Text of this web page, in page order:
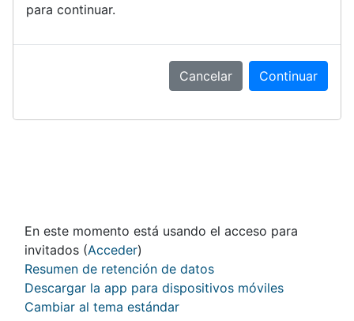
para continuar.
Cancelar Continuar
En este momento está usando el acceso para
invitados (Acceder)
Resumen de retención de datos
Descargar la app para dispositivos móviles
Cambiar al tema estándar